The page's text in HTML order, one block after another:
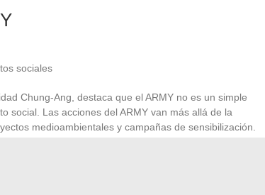
sociales
Chung-Ang, destaca que el ARMY no es un simple
social. Las acciones del ARMY van más allá de la
medioambientales y campañas de sensibilización.